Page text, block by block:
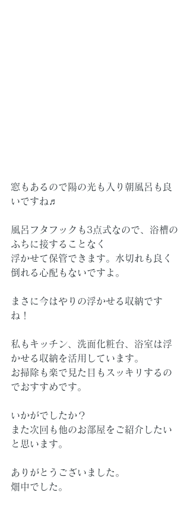
窓もあるので陽の光も入り朝風呂も良
いですね♬
風呂フタフックも3点式なので、浴槽の
ふちに接することなく
浮かせて保管できます。水切れも良く
倒れる心配もないですよ。
まさに今はやりの浮かせる収納です
ね！
私もキッチン、洗面化粧台、浴室は浮
かせる収納を活用しています。
お掃除も楽で見た目もスッキリするの
でおすすめです。
いかがでしたか？
また次回も他のお部屋をご紹介したい
と思います。
ありがとうございました。
畑中でした。